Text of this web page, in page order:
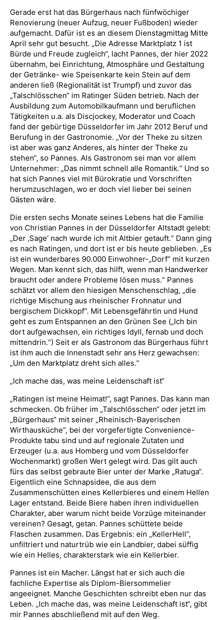
Gerade erst hat das Bürgerhaus nach fünfwöchiger
Renovierung (neuer Aufzug, neuer Fußboden) wieder
aufgemacht. Dafür ist es an diesem Dienstagmittag Mitte
April sehr gut besucht. „Die Adresse Marktplatz 1 ist
Bürde und Freude zugleich“, lacht Pannes, der hier 2022
übernahm, bei Einrichtung, Atmosphäre und Gestaltung
der Getränke- wie Speisenkarte kein Stein auf dem
anderen ließ (Regionalität ist Trumpf) und zuvor das
„Talschlösschen“ im Ratinger Süden betrieb. Nach der
Ausbildung zum Automobilkaufmann und beruflichen
Tätigkeiten u.a. als Discjockey, Moderator und Coach
fand der gebürtige Düsseldorfer im Jahr 2012 Beruf und
Berufung in der Gastronomie. „Vor der Theke zu sitzen
ist aber was ganz Anderes, als hinter der Theke zu
stehen“, so Pannes. Als Gastronom sei man vor allem
Unternehmer: „Das nimmt schnell alle Romantik.“ Und so
hat sich Pannes viel mit Bürokratie und Vorschriften
herumzuschlagen, wo er doch viel lieber bei seinen
Gästen wäre.
Die ersten sechs Monate seines Lebens hat die Familie
von Christian Pannes in der Düsseldorfer Altstadt gelebt:
„Der ‚Sage‘ nach wurde ich mit Altbier getauft.“ Dann ging
es nach Ratingen, und dort ist er bis heute geblieben. „Es
ist ein wunderbares 90.000 Einwohner-„Dorf“ mit kurzen
Wegen. Man kennt sich, das hilft, wenn man Handwerker
braucht oder andere Probleme lösen muss.“ Pannes
schätzt vor allem den hiesigen Menschenschlag, „die
richtige Mischung aus rheinischer Frohnatur und
bergischem Dickkopf“. Mit Lebensgefährtin und Hund
geht es zum Entspannen an den Grünen See („Ich bin
dort aufgewachsen, ein richtiges Idyll, fernab und doch
mittendrin.“) Seit er als Gastronom das Bürgerhaus führt
ist ihm auch die Innenstadt sehr ans Herz gewachsen:
„Um den Marktplatz dreht sich alles.“
„Ich mache das, was meine Leidenschaft ist“
„Ratingen ist meine Heimat!“, sagt Pannes. Das kann man
schmecken. Ob früher im „Talschlösschen“ oder jetzt im
„Bürgerhaus“ mit seiner „Rheinisch-Bayerischen
Wirthausküche“, bei der vorgefertigte Convenience-
Produkte tabu sind und auf regionale Zutaten und
Erzeuger (u.a. aus Homberg und vom Düsseldorfer
Wochenmarkt) großen Wert gelegt wird. Das gilt auch
fürs das selbst gebraute Bier unter der Marke „Ratuga“.
Eigentlich eine Schnapsidee, die aus dem
Zusammenschütten eines Kellerbieres und einem Hellen
Lager entstand. Beide Biere haben ihren individuellen
Charakter, aber warum nicht beide Vorzüge miteinander
vereinen? Gesagt, getan. Pannes schüttete beide
Flaschen zusammen. Das Ergebnis: ein „KellerHell“,
unfiltriert und naturtrüb wie ein Landbier, dabei süffig
wie ein Helles, charakterstark wie ein Kellerbier.
Pannes ist ein Macher. Längst hat er sich auch die
fachliche Expertise als Diplom-Biersommelier
angeeignet. Manche Geschichten schreibt eben nur das
Leben. „Ich mache das, was meine Leidenschaft ist“, gibt
mir Pannes abschließend mit auf den Weg.